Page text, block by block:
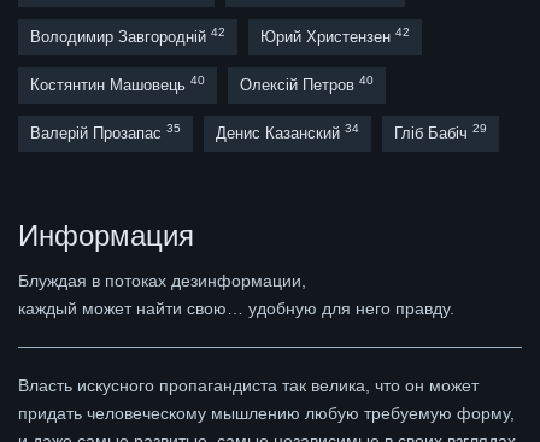
Володимир Завгородній 42 Юрий Христензен 42
Костянтин Машовець 40 Олексій Петров 40
Валерій Прозапас 35 Денис Казанский 34 Гліб Бабіч 29
Информация
Блуждая в потоках дезинформации,
каждый может найти свою… удобную для него правду.
Власть искусного пропагандиста так велика, что он может
придать человеческому мышлению любую требуемую форму,